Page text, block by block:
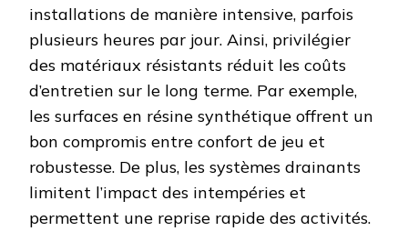
installations de manière intensive, parfois
plusieurs heures par jour. Ainsi, privilégier
des matériaux résistants réduit les coûts
d’entretien sur le long terme. Par exemple,
les surfaces en résine synthétique offrent un
bon compromis entre confort de jeu et
robustesse. De plus, les systèmes drainants
limitent l’impact des intempéries et
permettent une reprise rapide des activités.